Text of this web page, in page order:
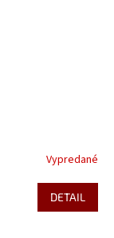
Vypredané
DETAIL